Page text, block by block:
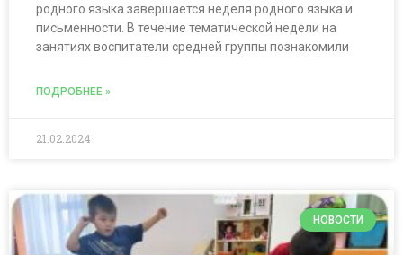
родного языка завершается неделя родного языка и
письменности. В течение тематической недели на
занятиях воспитатели средней группы познакомили
ПОДРОБНЕЕ »
21.02.2024
НОВОСТИ